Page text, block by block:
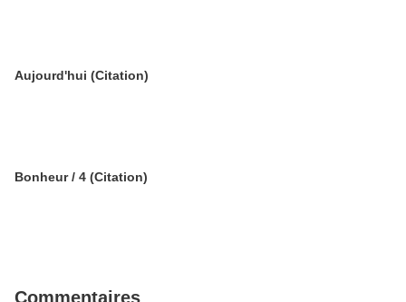
Aujourd'hui (Citation)
Bonheur / 4 (Citation)
Commentaires